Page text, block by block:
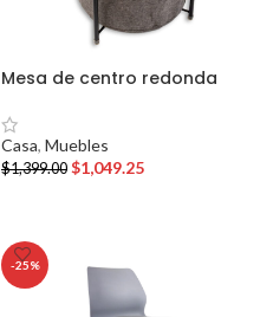
Mesa de centro redonda
Casa, Muebles
$1,399.00 $1,049.25
-25%